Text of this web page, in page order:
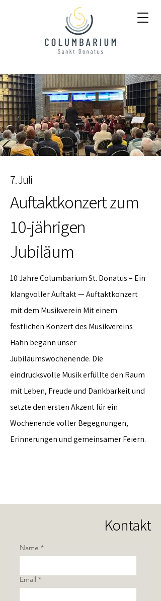
7. Juli
Auftaktkonzert zum
10-jährigen
Jubiläum
10 Jahre Columbarium St. Donatus – Ein
klangvoller Auftakt — Auftaktkonzert
mit dem Musikverein Mit einem
festlichen Konzert des Musikvereins
Hahn begann unser
Jubiläumswochenende. Die
eindrucksvolle Musik erfüllte den Raum
mit Leben, Freude und Dankbarkeit und
setzte den ersten Akzent für ein
Wochenende voller Begegnungen,
Erinnerungen und gemeinsamer Feiern.
Kontakt
Name *
Email *